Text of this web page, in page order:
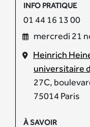
INFO PRATIQUE
01 44 16 13 00
mercredi 21
Heinrich
universitaire
27C,
75014 Paris
À SAVOIR